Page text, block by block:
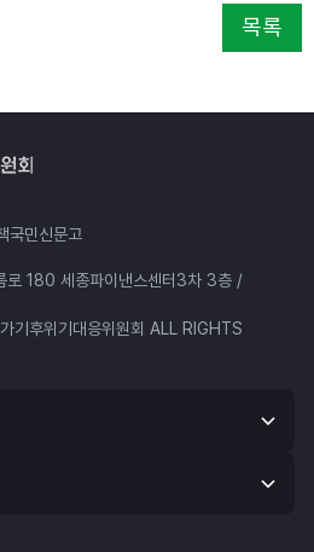
목록
국민신문고
로 180 세종파이낸스센터3차 3층 /
후위기대응위원회 ALL RIGHTS